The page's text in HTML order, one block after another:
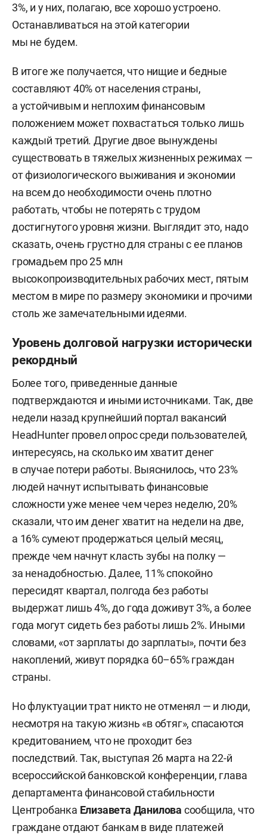
3%, и у них, полагаю, все хорошо устроено.
Останавливаться на этой категории
мы не будем.
В итоге же получается, что нищие и бедные
составляют 40% от населения страны,
а устойчивым и неплохим финансовым
положением может похвастаться только лишь
каждый третий. Другие двое вынуждены
существовать в тяжелых жизненных режимах —
от физиологического выживания и экономии
на всем до необходимости очень плотно
работать, чтобы не потерять с трудом
достигнутого уровня жизни. Выглядит это, надо
сказать, очень грустно для страны с ее планов
громадьем про 25 млн
высокопроизводительных рабочих мест, пятым
местом в мире по размеру экономики и прочими
столь же замечательными идеями.
Уровень долговой нагрузки исторически
рекордный
Более того, приведенные данные
подтверждаются и иными источниками. Так, две
недели назад крупнейший портал вакансий
HeadHunter провел опрос среди пользователей,
интересуясь, на сколько им хватит денег
в случае потери работы. Выяснилось, что 23%
людей начнут испытывать финансовые
сложности уже менее чем через неделю, 20%
сказали, что им денег хватит на недели на две,
а 16% сумеют продержаться целый месяц,
прежде чем начнут класть зубы на полку —
за ненадобностью. Далее, 11% спокойно
пересидят квартал, полгода без работы
выдержат лишь 4%, до года доживут 3%, а более
года могут сидеть без работы лишь 2%. Иными
словами, «от зарплаты до зарплаты», почти без
накоплений, живут порядка 60–65% граждан
страны.
Но флуктуации трат никто не отменял — и люди,
несмотря на такую жизнь «в обтяг», спасаются
кредитованием, что не проходит без
последствий. Так, выступая 26 марта на 22-й
всероссийской банковской конференции, глава
департамента финансовой стабильности
Центробанка Елизавета Данилова сообщила, что
граждане отдают банкам в виде платежей